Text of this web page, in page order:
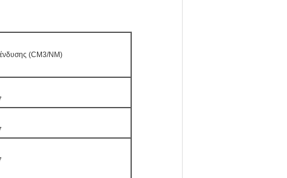
(CM3/NM)